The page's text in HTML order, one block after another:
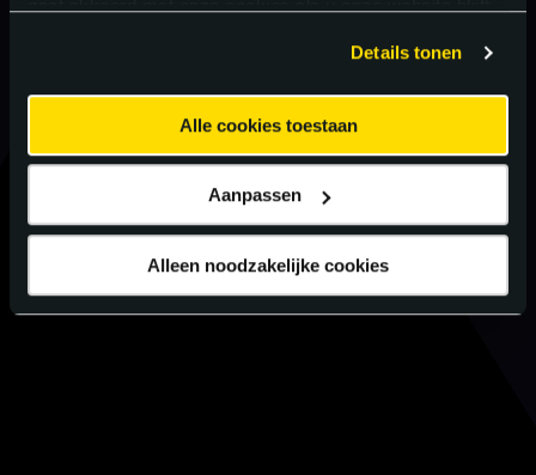
Details tonen
Alle cookies toestaan
Aanpassen
Alleen noodzakelijke cookies